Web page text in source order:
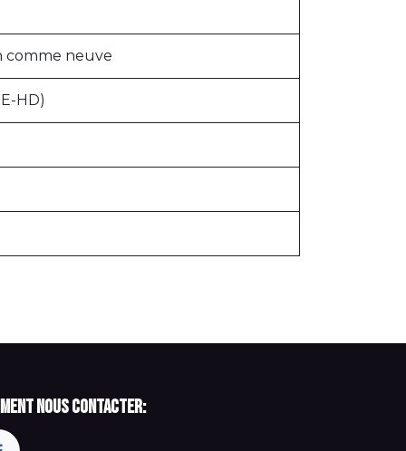
comme neuve
HD)
nous contacter: